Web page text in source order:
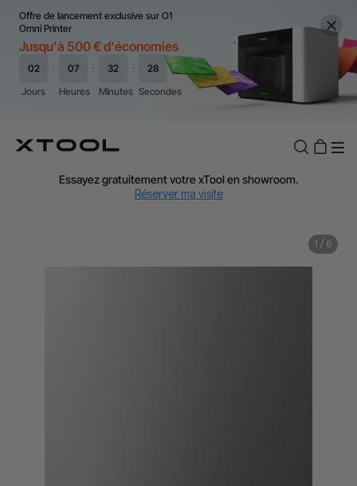
Offre de lancement exclusive sur O1
Omni Printer
Jusqu'à 500 € d'économies
TVA Offerte : Jusqu'à 20 % selon le pays.
J'en profite
Essayez gratuitement votre xTool en showroom.
Réserver ma visite
1 / 6